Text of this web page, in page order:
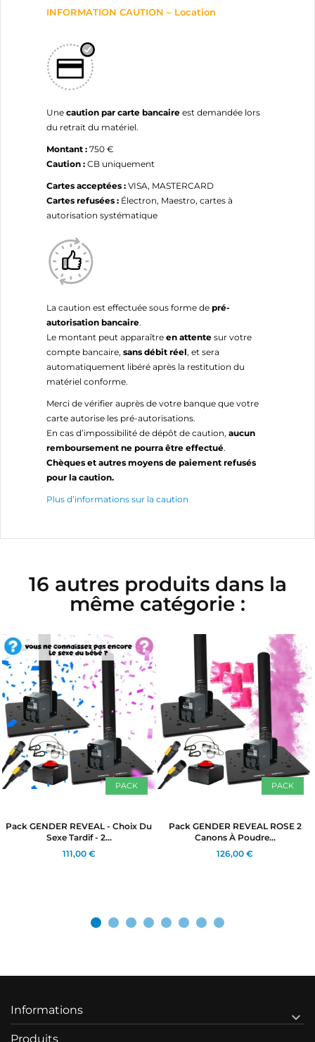
INFORMATION CAUTION – Location
Une caution par carte bancaire est demandée lors
du retrait du matériel.
Montant : 750 €
Caution : CB uniquement
Cartes acceptées : VISA, MASTERCARD
Cartes refusées : Électron, Maestro, cartes à
autorisation systématique
La caution est effectuée sous forme de pré-
autorisation bancaire.
Le montant peut apparaître en attente sur votre
compte bancaire, sans débit réel, et sera
automatiquement libéré après la restitution du
matériel conforme.
Merci de vérifier auprès de votre banque que votre
carte autorise les pré-autorisations.
En cas d’impossibilité de dépôt de caution, aucun
remboursement ne pourra être effectué.
Chèques et autres moyens de paiement refusés
pour la caution.
Plus d’informations sur la caution
16 autres produits dans la
même catégorie :
PACK
Pack GENDER REVEAL - Choix Du
Sexe Tardif - 2...
111,00 €
PACK
Pack GENDER REVEAL ROSE 2
Canons À Poudre...
126,00 €
Informations 
Produits